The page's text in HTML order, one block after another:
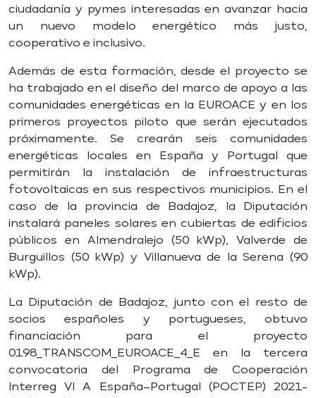
ciudadanía y pymes interesadas en avanzar hacia
un nuevo modelo energético más justo,
cooperativo e inclusivo.
Además de esta formación, desde el proyecto se
ha trabajado en el diseño del marco de apoyo a las
comunidades energéticas en la EUROACE y en los
primeros proyectos piloto que serán ejecutados
próximamente. Se crearán seis comunidades
energéticas locales en España y Portugal que
permitirán la instalación de infraestructuras
fotovoltaicas en sus respectivos municipios. En el
caso de la provincia de Badajoz, la Diputación
instalará paneles solares en cubiertas de edificios
públicos en Almendralejo (50 kWp), Valverde de
Burguillos (50 kWp) y Villanueva de la Serena (90
kWp).
La Diputación de Badajoz, junto con el resto de
socios españoles y portugueses, obtuvo
financiación para el proyecto
0198_TRANSCOM_EUROACE_4_E en la tercera
convocatoria del Programa de Cooperación
Interreg VI A España–Portugal (POCTEP) 2021-